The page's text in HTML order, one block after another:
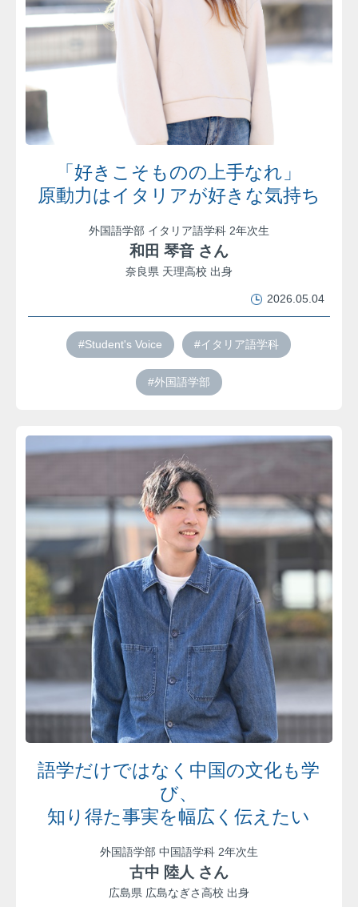
「好きこそものの上手なれ」
原動力はイタリアが好きな気持ち
外国語学部 イタリア語学科 2年次生
和田 琴音 さん
奈良県 天理高校 出身
2026.05.04
#Student's Voice #イタリア語学科
#外国語学部
語学だけではなく中国の文化も学
び、
知り得た事実を幅広く伝えたい
外国語学部 中国語学科 2年次生
古中 陸人 さん
広島県 広島なぎさ高校 出身